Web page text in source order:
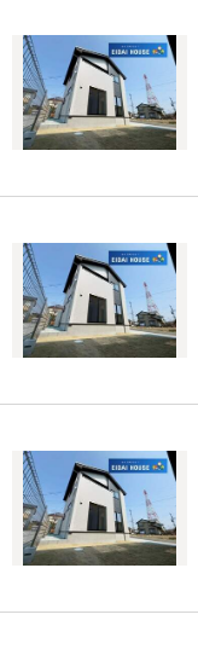
イ
ペ
ー
ジ
に
存
る